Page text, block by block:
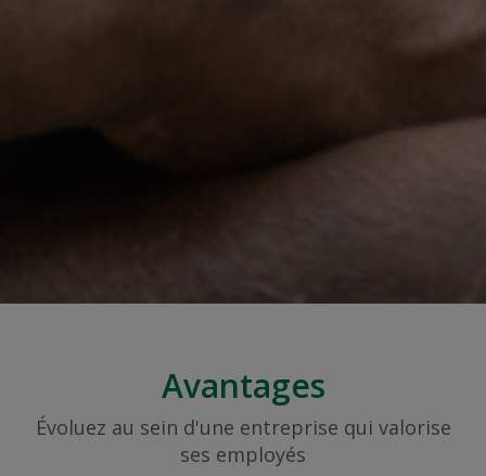
Avantages
Évoluez au sein d'une entreprise qui valorise
ses employés